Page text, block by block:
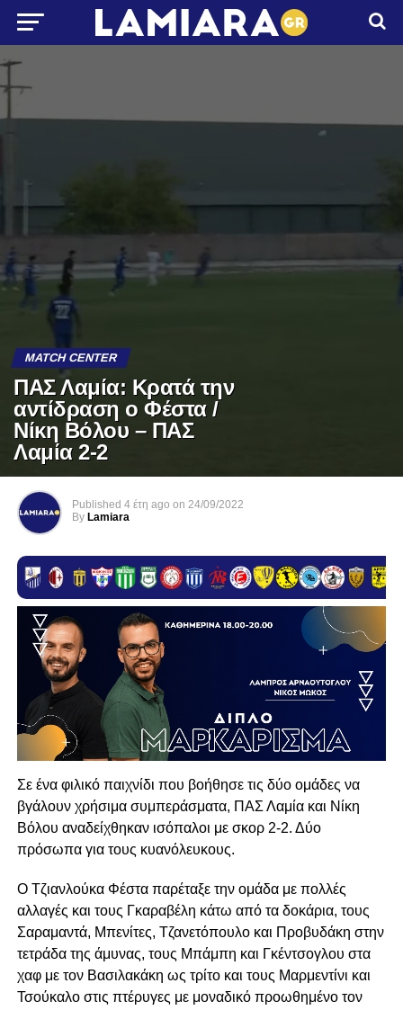
MATCH CENTER
ΠΑΣ Λαμία: Κρατά την
αντίδραση ο Φέστα /
Νίκη Βόλου – ΠΑΣ
Λαμία 2-2
Published 4 έτη ago on 24/09/2022
By Lamiara
Σε ένα φιλικό παιχνίδι που βοήθησε τις δύο ομάδες να
βγάλουν χρήσιμα συμπεράσματα, ΠΑΣ Λαμία και Νίκη
Βόλου αναδείχθηκαν ισόπαλοι με σκορ 2-2. Δύο
πρόσωπα για τους κυανόλευκους.
Ο Τζιανλούκα Φέστα παρέταξε την ομάδα με πολλές
αλλαγές και τους Γκαραβέλη κάτω από τα δοκάρια, τους
Σαραμαντά, Μπενίτες, Τζανετόπουλο και Προβυδάκη στην
τετράδα της άμυνας, τους Μπάμπη και Γκέντσογλου στα
χαφ με τον Βασιλακάκη ως τρίτο και τους Μαρμεντίνι και
Τσούκαλο στις πτέρυγες με μοναδικό προωθημένο τον